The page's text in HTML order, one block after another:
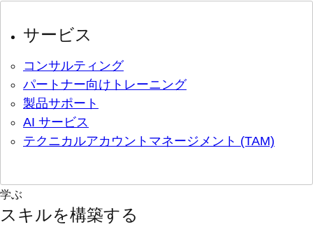
サービス
コンサルティング
パートナー向けトレーニング
製品サポート
AI サービス
テクニカルアカウントマネージメント (TAM)
学ぶ
スキルを構築する